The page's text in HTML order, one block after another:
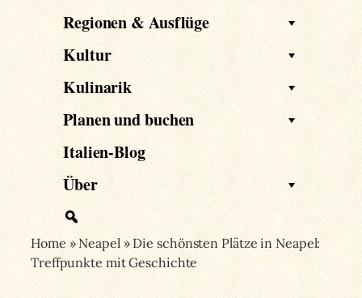
Regionen & Ausflüge
Kultur
Kulinarik
Planen und buchen
Italien-Blog
Über
Home » Neapel» Die schönsten Plätze in Neapel:
Treffpunkte mit Geschichte